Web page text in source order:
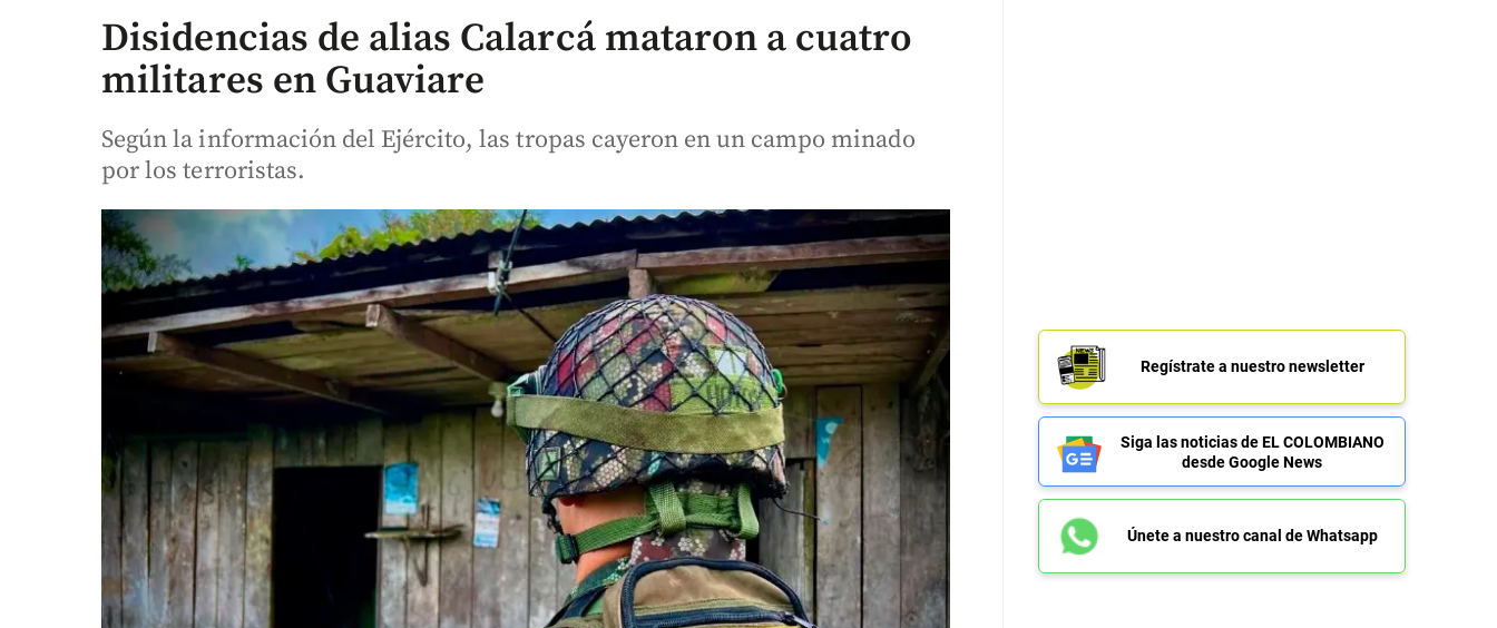
Disidencias de alias Calarcá mataron a cuatro
militares en Guaviare
Según la información del Ejército, las tropas cayeron en un campo minado
por los terroristas.
Regístrate a nuestro newsletter
Siga las noticias de EL COLOMBIANO
desde Google News
Únete a nuestro canal de Whatsapp